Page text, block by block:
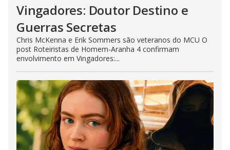
Vingadores: Doutor Destino e
Guerras Secretas
Chris McKenna e Erik Sommers são veteranos do MCU O
post Roteiristas de Homem-Aranha 4 confirmam
envolvimento em Vingadores:...